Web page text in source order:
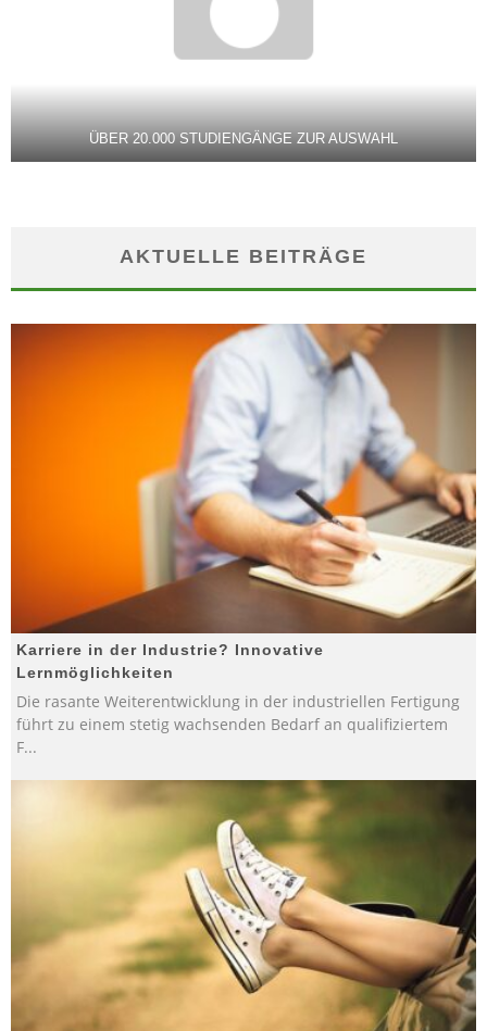
ÜBER 20.000 STUDIENGÄNGE ZUR AUSWAHL
AKTUELLE BEITRÄGE
Karriere in der Industrie? Innovative
Lernmöglichkeiten
Die rasante Weiterentwicklung in der industriellen Fertigung
führt zu einem stetig wachsenden Bedarf an qualifiziertem
F...